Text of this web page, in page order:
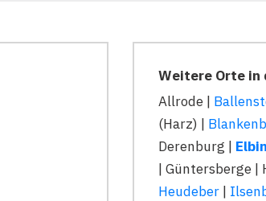
Weitere Orte in
Allrode |
(Harz) |
Derenburg |
| Güntersberge |
Heudeber |